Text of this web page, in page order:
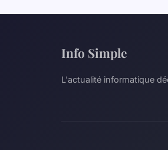
Info Simple
L'actualité informatique